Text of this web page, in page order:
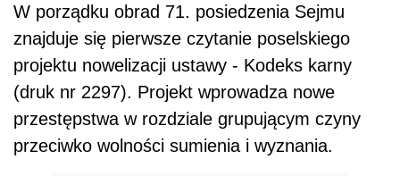
W porządku obrad 71. posiedzenia Sejmu
znajduje się pierwsze czytanie poselskiego
projektu nowelizacji ustawy - Kodeks karny
(druk nr 2297). Projekt wprowadza nowe
przestępstwa w rozdziale grupującym czyny
przeciwko wolności sumienia i wyznania.